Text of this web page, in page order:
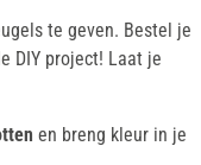
te geven. Bestel je
DIY project! Laat je
en breng kleur in je